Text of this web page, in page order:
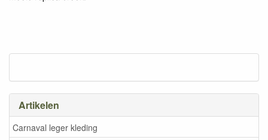
Artikelen
Carnaval leger kleding